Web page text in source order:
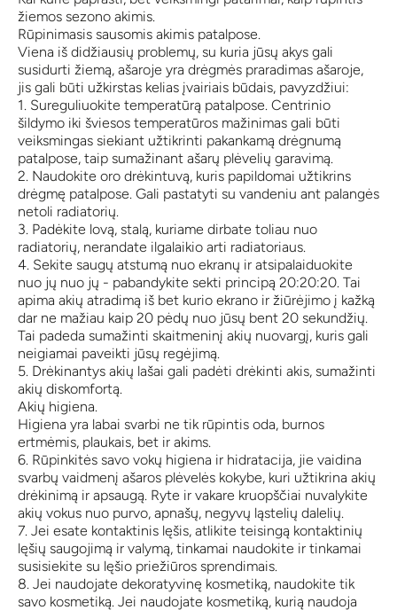
žiemos sezono akimis.
Rūpinimasis sausomis akimis patalpose.
Viena iš didžiausių problemų, su kuria jūsų akys gali
susidurti žiemą, ašaroje yra drėgmės praradimas ašaroje,
jis gali būti užkirstas kelias įvairiais būdais, pavyzdžiui:
1. Sureguliuokite temperatūrą patalpose. Centrinio
šildymo iki šviesos temperatūros mažinimas gali būti
veiksmingas siekiant užtikrinti pakankamą drėgnumą
patalpose, taip sumažinant ašarų plėvelių garavimą.
2. Naudokite oro drėkintuvą, kuris papildomai užtikrins
drėgmę patalpose. Gali pastatyti su vandeniu ant palangės
netoli radiatorių.
3. Padėkite lovą, stalą, kuriame dirbate toliau nuo
radiatorių, nerandate ilgalaikio arti radiatoriaus.
4. Sekite saugų atstumą nuo ekranų ir atsipalaiduokite
nuo jų nuo jų - pabandykite sekti principą 20:20:20. Tai
apima akių atradimą iš bet kurio ekrano ir žiūrėjimo į kažką
dar ne mažiau kaip 20 pėdų nuo jūsų bent 20 sekundžių.
Tai padeda sumažinti skaitmeninį akių nuovargį, kuris gali
neigiamai paveikti jūsų regėjimą.
5. Drėkinantys akių lašai gali padėti drėkinti akis, sumažinti
akių diskomfortą.
Akių higiena.
Higiena yra labai svarbi ne tik rūpintis oda, burnos
ertmėmis, plaukais, bet ir akims.
6. Rūpinkitės savo vokų higiena ir hidratacija, jie vaidina
svarbų vaidmenį ašaros plėvelės kokybe, kuri užtikrina akių
drėkinimą ir apsaugą. Ryte ir vakare kruopščiai nuvalykite
akių vokus nuo purvo, apnašų, negyvų ląstelių dalelių.
7. Jei esate kontaktinis lęšis, atlikite teisingą kontaktinių
lęšių saugojimą ir valymą, tinkamai naudokite ir tinkamai
susisiekite su lęšio priežiūros sprendimais.
8. Jei naudojate dekoratyvinę kosmetiką, naudokite tik
savo kosmetiką. Jei naudojate kosmetiką, kurią naudoja